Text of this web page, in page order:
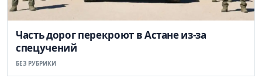
Часть дорог перекроют в Астане из-за
спецучений
БЕЗ РУБРИКИ